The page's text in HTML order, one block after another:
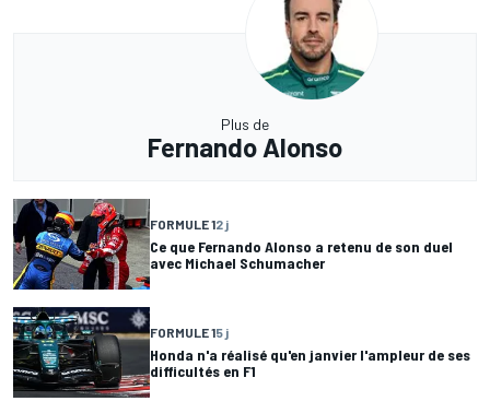
Plus de
Fernando Alonso
FORMULE 12 j
Ce que Fernando Alonso a retenu de son duel
avec Michael Schumacher
FORMULE 15 j
Honda n'a réalisé qu'en janvier l'ampleur de ses
difficultés en F1